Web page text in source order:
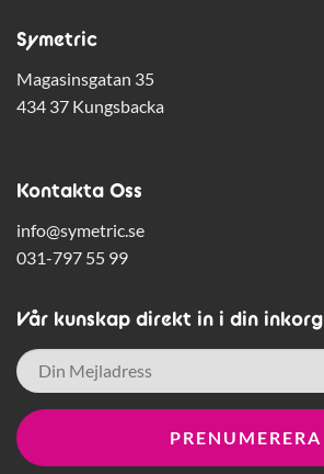
Symetric
Magasinsgatan 35
434 37 Kungsbacka
Kontakta Oss
info@symetric.se
031-797 55 99
Vår kunskap direkt in i din inkorg
E-
post *